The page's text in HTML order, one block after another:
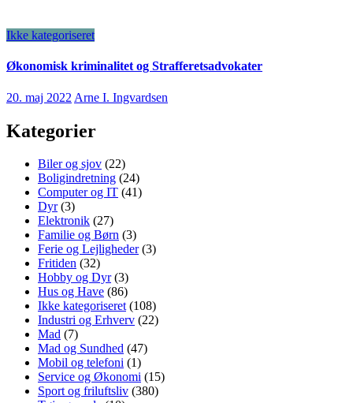
Ikke kategoriseret
Økonomisk kriminalitet og Strafferetsadvokater
20. maj 2022 Arne I. Ingvardsen
Kategorier
Biler og sjov (22)
Boligindretning (24)
Computer og IT (41)
Dyr(3)
Elektronik (27)
Familie og Børn (3)
Ferie og Lejligheder(3)
Fritiden (32)
Hobby og Dyr(3)
Hus og Have (86)
Ikke kategoriseret(108)
Industri og Erhverv (22)
Mad (7)
Mad og Sundhed (47)
Mobil og telefoni (1)
Service og Økonomi (15)
Sport og friluftsliv (380)